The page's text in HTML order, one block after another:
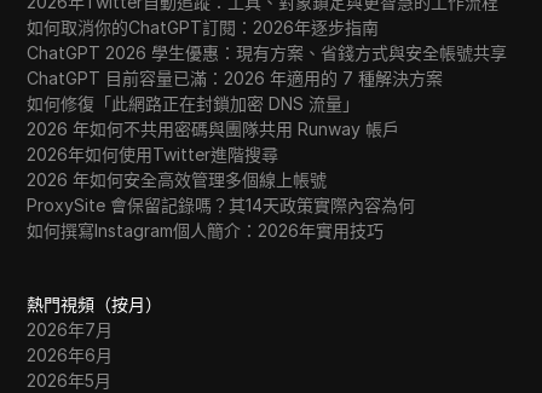
如何取消你的ChatGPT訂閱：2026年逐步指南
ChatGPT 2026 學生優惠：現有方案、省錢方式與安全帳號共享
ChatGPT 目前容量已滿：2026 年適用的 7 種解決方案
如何修復「此網路正在封鎖加密 DNS 流量」
2026 年如何不共用密碼與團隊共用 Runway 帳戶
2026年如何使用Twitter進階搜尋
2026 年如何安全高效管理多個線上帳號
ProxySite 會保留記錄嗎？其14天政策實際內容為何
如何撰寫Instagram個人簡介：2026年實用技巧
熱門視頻（按月）
2026年7月
2026年6月
2026年5月